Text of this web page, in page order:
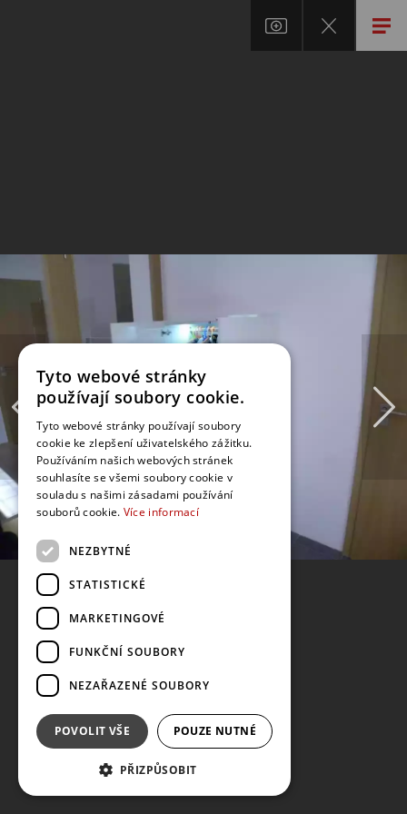
Tyto webové stránky
používají soubory cookie.
Tyto webové stránky používají soubory
cookie ke zlepšení uživatelského zážitku.
Používáním našich webových stránek
souhlasíte se všemi soubory cookie v
souladu s našimi zásadami používání
souborů cookie. Více informací
NEZBYTNÉ
STATISTICKÉ
MARKETINGOVÉ
FUNKČNÍ SOUBORY
NEZAŘAZENÉ SOUBORY
POVOLIT VŠE POUZE NUTNÉ
PŘIZPŮSOBIT